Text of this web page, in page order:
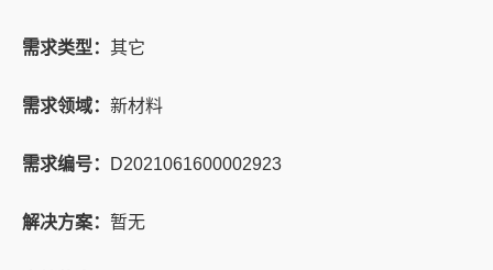
需求类型： 其它
需求领域： 新材料
需求编号： D2021061600002923
解决方案： 暂无